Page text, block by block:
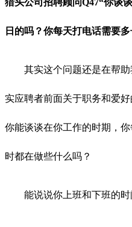
猎头公司招聘顾问Q47“你谈
日的吗？你每天打电话需要
其实这个问题还是在帮
实应聘者前面关于职务和爱
你能谈谈在你工作的时期，
时都在做些什么吗？
能说说你上班和下班的时